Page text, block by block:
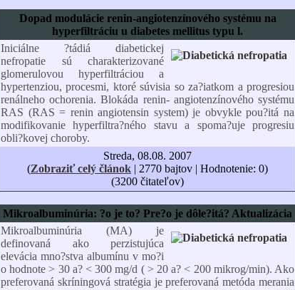
Dopad modulácie renin-angiotenzínového systému na
hyperfiltráciu u diabetes mellitus typu l.
Iniciálne ?tádiá diabetickej
nefropatie sú charakterizované
glomerulovou hyperfiltráciou a
hypertenziou, procesmi, ktoré súvisia so za?iatkom a progresiou
renálneho ochorenia. Blokáda renin- angiotenzínového systému
RAS (RAS = renin angiotensin system) je obvykle pou?itá na
modifikovanie hyperfiltra?ného stavu a spoma?uje progresiu
obli?kovej choroby.
Streda, 08.08. 2007
(Zobraziť celý článok | 2770 bajtov | Hodnotenie: 0)
(3200 čitateľov)
Mikroalbuminúria: ?o je to? Pre?o je dôle?itá? Aktualizácia
Mikroalbuminúria (MA) je
definovaná ako perzistujúca
elevácia mno?stva albumínu v mo?i
o hodnote> 30 a? < 300 mg/d ( >20 a? < 200 mikrog/min). Ako
preferovaná skríningová stratégia je preferovaná metóda merania